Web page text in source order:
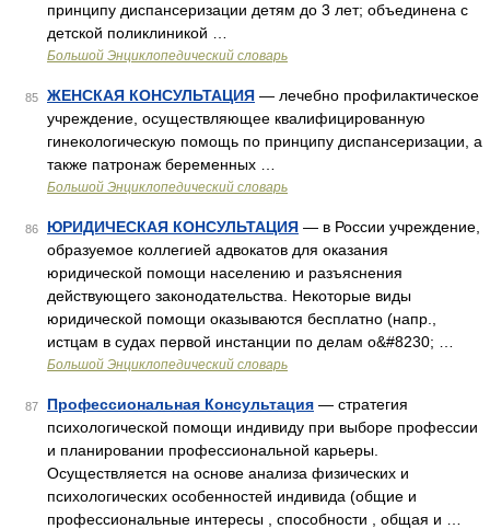
принципу диспансеризации детям до 3 лет; объединена с
детской поликлиникой …
Большой Энциклопедический словарь
85 ЖЕНСКАЯ КОНСУЛЬТАЦИЯ — лечебно профилактическое
учреждение, осуществляющее квалифицированную
гинекологическую помощь по принципу диспансеризации, а
также патронаж беременных …
Большой Энциклопедический словарь
86 ЮРИДИЧЕСКАЯ КОНСУЛЬТАЦИЯ — в России учреждение,
образуемое коллегией адвокатов для оказания
юридической помощи населению и разъяснения
действующего законодательства. Некоторые виды
юридической помощи оказываются бесплатно (напр.,
истцам в судах первой инстанции по делам о&#8230; …
Большой Энциклопедический словарь
87 Профессиональная Консультация — стратегия
психологической помощи индивиду при выборе профессии
и планировании профессиональной карьеры.
Осуществляется на основе анализа физических и
психологических особенностей индивида (общие и
профессиональные интересы , способности , общая и …